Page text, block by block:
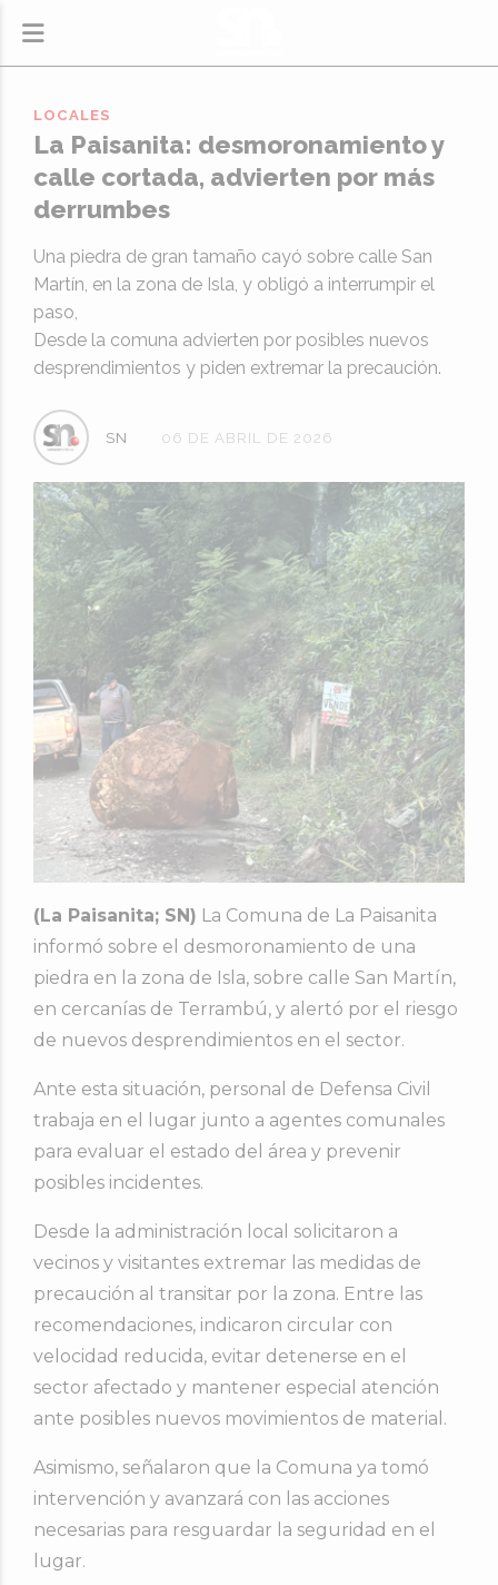
La Paisanita: desmoronamiento y
calle cortada, advierten por más
derrumbes
Una piedra de gran tamaño cayó sobre calle San
Martín, en la zona de Isla, y obligó a interrumpir el
paso,
Desde la comuna advierten por posibles nuevos
desprendimientos y piden extremar la precaución.
LOCALES
06 DE ABRIL DE 2026
SN
(La Paisanita; SN) La Comuna de La Paisanita
informó sobre el desmoronamiento de una
piedra en la zona de Isla, sobre calle San Martín,
en cercanías de Terrambú, y alertó por el riesgo
de nuevos desprendimientos en el sector.
Ante esta situación, personal de Defensa Civil
trabaja en el lugar junto a agentes comunales
para evaluar el estado del área y prevenir
posibles incidentes.
Desde la administración local solicitaron a
vecinos y visitantes extremar las medidas de
precaución al transitar por la zona. Entre las
recomendaciones, indicaron circular con
velocidad reducida, evitar detenerse en el
sector afectado y mantener especial atención
ante posibles nuevos movimientos de material.
Asimismo, señalaron que la Comuna ya tomó
intervención y avanzará con las acciones
necesarias para resguardar la seguridad en el
lugar.